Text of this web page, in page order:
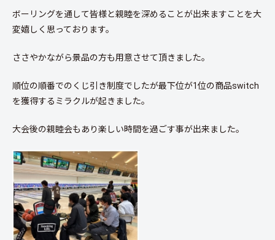
ボーリングを通して皆様と親睦を深めることが出来ますことを大
変嬉しく思っております。
ささやかながら景品の方も用意させて頂きました。
順位の順番でのくじ引き制度でしたが最下位が1位の商品switch
を獲得するミラクルが起きました。
大会後の親睦会もあり楽しい時間を過ごす事が出来ました。